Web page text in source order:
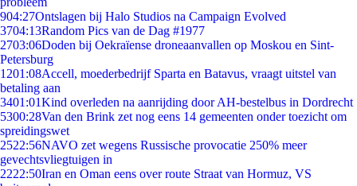
904:27Ontslagen bij Halo Studios na Campaign Evolved
3704:13Random Pics van de Dag #1977
2703:06Doden bij Oekraïense droneaanvallen op Moskou en Sint-
Petersburg
1201:08Accell, moederbedrijf Sparta en Batavus, vraagt uitstel van
betaling aan
3401:01Kind overleden na aanrijding door AH-bestelbus in Dordrecht
5300:28Van den Brink zet nog eens 14 gemeenten onder toezicht om
spreidingswet
2522:56NAVO zet wegens Russische provocatie 250% meer
gevechtsvliegtuigen in
2222:50Iran en Oman eens over route Straat van Hormuz, VS